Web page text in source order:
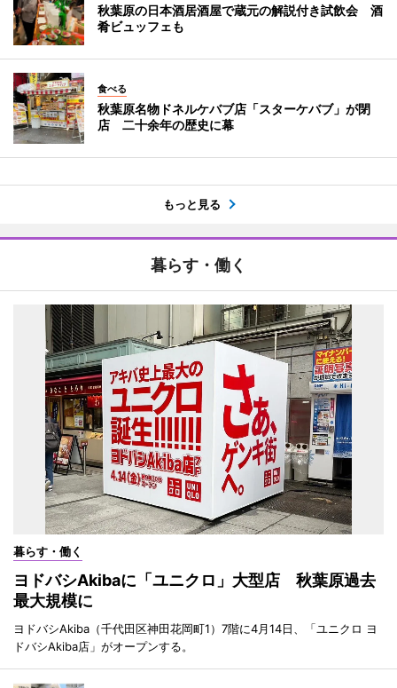
秋葉原の日本酒居酒屋で蔵元の解説付き試飲会 酒
肴ビュッフェも
食べる
秋葉原名物ドネルケバブ店「スターケバブ」が閉
店 二十余年の歴史に幕
もっと見る
暮らす・働く
暮らす・働く
ヨドバシAkibaに「ユニクロ」大型店 秋葉原過去
最大規模に
ヨドバシAkiba（千代田区神田花岡町1）7階に4月14日、「ユニクロ ヨ
ドバシAkiba店」がオープンする。